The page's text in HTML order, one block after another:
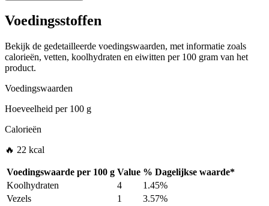
Voedingsstoffen
Bekijk de gedetailleerde voedingswaarden, met informatie zoals
calorieën, vetten, koolhydraten en eiwitten per 100 gram van het
product.
Voedingswaarden
Hoeveelheid per100 g
Calorieën
🔥 22 kcal
Voedingswaarde per 100 g Value % Dagelijkse waarde*
Koolhydraten
4
1.45%
Vezels
1
3.57%